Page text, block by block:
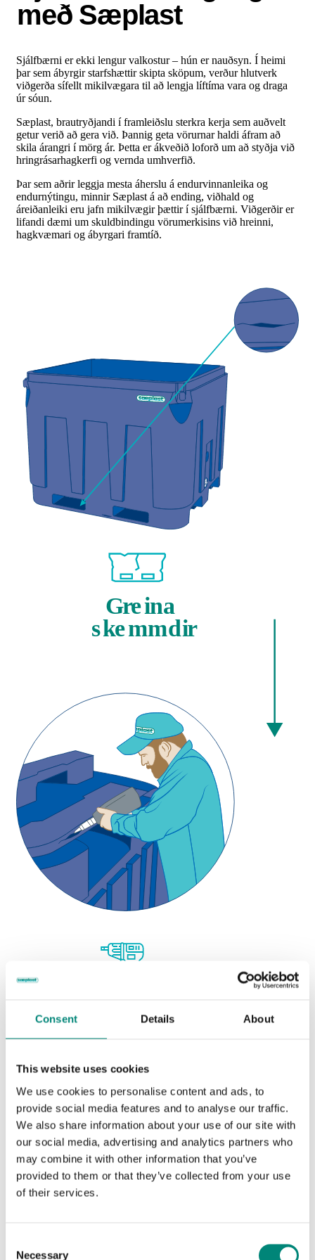
Consent Details About
This website uses cookies
We use cookies to personalise content and ads, to
provide social media features and to analyse our traffic.
We also share information about your use of our site with
our social media, advertising and analytics partners who
may combine it with other information that you’ve
provided to them or that they’ve collected from your use
of their services.
Selection
Necessary
með Sæplast
Sjálfbærni er ekki lengur valkostur – hún er nauðsyn. Í heimi
þar sem ábyrgir starfshættir skipta sköpum, verður hlutverk
viðgerða sífellt mikilvægara til að lengja líftíma vara og draga
úr sóun.
Sæplast, brautryðjandi í framleiðslu sterkra kerja sem auðvelt
getur verið að gera við. Þannig geta vörurnar haldi áfram að
skila árangri í mörg ár. Þetta er ákveðið loforð um að styðja við
hringrásarhagkerfi og vernda umhverfið.
Þar sem aðrir leggja mesta áherslu á endurvinnanleika og
endurnýtingu, minnir Sæplast á að ending, viðhald og
áreiðanleiki eru jafn mikilvægir þættir í sjálfbærni. Viðgerðir er
lifandi dæmi um skuldbindingu vörumerkisins við hreinni,
hagkvæmari og ábyrgari framtíð.